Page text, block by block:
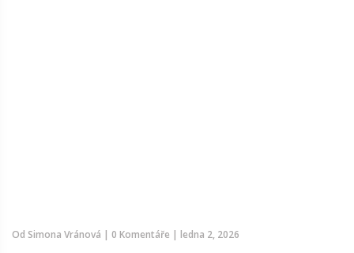
Od Simona Vránová | 0 Komentáře | ledna 2, 2026